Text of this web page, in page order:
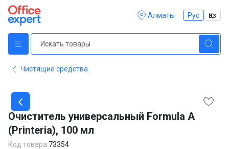
Алматы Рус Қаз
Чистящие средства
Item
1
of
1
Очиститель универсальный Formula A
(Printeria), 100 мл
Код товара:73354